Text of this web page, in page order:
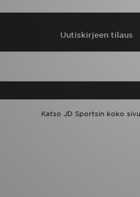
Uutiskirjeen tilaus
Katso JD Sportsin koko